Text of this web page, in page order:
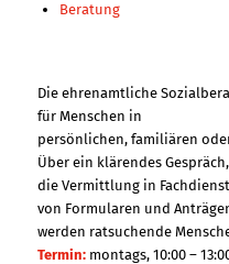
Beratung
Die ehrenamtliche
für Menschen in
persönlichen, familiären
Über ein klärendes Gespräch,
die Vermittlung in
von Formularen und
werden ratsuchende
Termin: montags, 10:00 –